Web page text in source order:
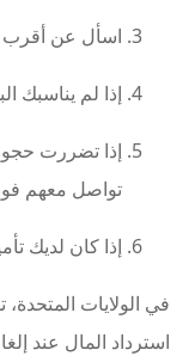
اسأل عن أقرب
إذا لم يناسبك
إذا تضررت
تواصل معهم
إذا كان لديك
في الولايات
استرداد المال عند